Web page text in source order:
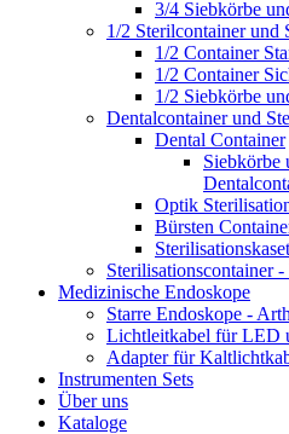
3/4 Siebkörbe
1/2 Sterilcontainer und
1/2 Container
1/2 Container
1/2 Siebkörbe
Dentalcontainer und
Dental Container
Siebkörbe
Optik
Bürsten
Sterilisationscontainer
Medizinische Endoskope
Starre Endoskope -
Lichtleitkabel für LED
Adapter für
Instrumenten Sets
Über uns
Kataloge